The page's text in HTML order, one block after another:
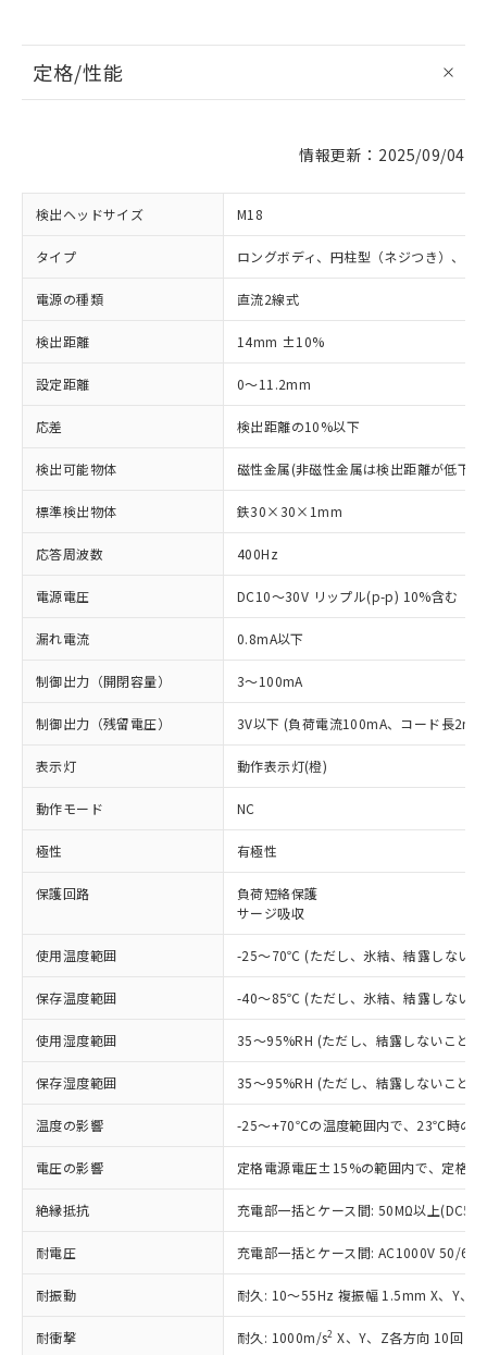
定格/性能
情報更新：2025/09/04
検出ヘッドサイズ M18
タイプ ロングボディ、円柱型（ネジつき）、非
電源の種類 直流2線式
検出距離 14mm ±10%
設定距離 0～11.2mm
応差 検出距離の10%以下
検出可能物体 磁性金属(非磁性金属は検出距離が低下
標準検出物体 鉄30×30×1mm
応答周波数 400Hz
電源電圧 DC10～30V リップル(p-p) 10%含む
漏れ電流 0.8mA以下
制御出力（開閉容量） 3～100mA
制御出力（残留電圧） 3V以下 (負荷電流100mA、コード長2m
表示灯 動作表示灯(橙)
動作モード NC
極性 有極性
保護回路
負荷短絡保護
サージ吸収
使用温度範囲 -25～70℃ (ただし、氷結、結露しない
保存温度範囲 -40～85℃ (ただし、氷結、結露しない
使用湿度範囲 35～95%RH (ただし、結露しないこと)
保存湿度範囲 35～95%RH (ただし、結露しないこと)
温度の影響 -25～+70℃の温度範囲内で、23℃時の
電圧の影響 定格電源電圧±15%の範囲内で、定格
絶縁抵抗 充電部一括とケース間: 50MΩ以上
耐電圧 充電部一括とケース間: AC1000V 50/
耐振動 耐久: 10～55Hz 複振幅 1.5mm X、Y、Z
耐衝撃 耐久: 1000m/s2 X、Y、Z各方向 10回
ご利用条件
以下の条件をお読みいただき、同意のうえ
ご利用ください。
本サービスは、当社制御機器事業取扱
商品の当社在庫状況および標準価格
(税抜)を提供させていただくもので
当社制御機器事業取扱商品の中には、
本サービスの対象外となる商品もある
ことをご了承ください。
在庫状況および標準価格照会結果は、
記載している更新日時点での社内デー
タに基づき作成されるものであり、閲
対応済み：EU RoHS指令（10物質）の
非含有に対応した製品が提供可能な商品で
す。
対応予定：EU RoHS指令（10物質）の非含
有に対応した製品に切り替える予定のある
対応予定なし：EU RoHS指令（10物質）の
非含有に非対応の商品で、対応品を出す予
調査・確認中：EU RoHS指令（10物質）の
非含有の対応状況を調査中または確認中の
商品です。
非該当品：ライセンス料など無形物で、有
害物質有無と関係のない商品です。
仕入先様の事情により、非含有部品として
いたものが、含有品と判明した場合などや
むを得ず変更することがあります。
鉛(Pb) 1000ppm以下、 水銀(Hg) 1000ppm以下、 カド
※1 中国RoHS○×表
「○」：最大均質材料含有率が中国RoHSの
基準値以下であることを示します。
「×」：最大均質材料含有率が中国RoHSの
基準値を超えていることを示します。
「－」：未確認です。当社販売部門へお問
*中国RoHS10物質の基準値 (GB/T26572)：
当社は、これら貴社製品のうち、外国
為替および外国貿易法に定める商品
（以下｢規制貨物等」という）を輸出
または国外への提供する場合は、日本